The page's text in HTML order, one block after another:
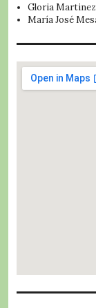
Gloria Martinez
María José